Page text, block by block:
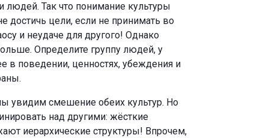
людей. Так что понимание культуры
цели, если не принимать во
и неудаче для другого! Однако
Определите группу людей, у
в поведении, ценностях, убеждения и
увидим смешение обеих культур. Но
над другими: жёсткие
иерархические структуры! Впрочем,